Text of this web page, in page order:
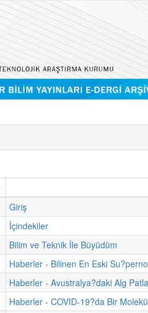
Giriş
İçindekiler
Bilim ve Teknik İle Büyüdüm
Haberler - Bilinen En Eski
Haberler - Avustralya?daki Alg
Haberler - COVID-19?da Bir